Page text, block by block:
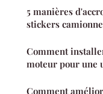
5 manières
stickers
Comment
moteur pour une
Comment